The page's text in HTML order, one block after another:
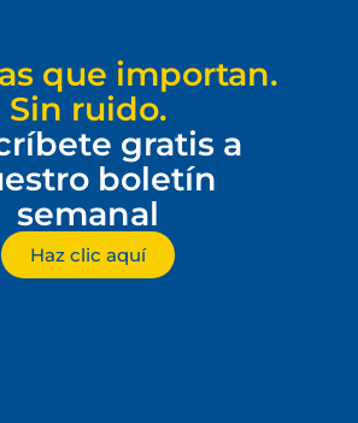
que importan.
Sin ruido.
gratis a
boletín
semanal
Haz clic aquí